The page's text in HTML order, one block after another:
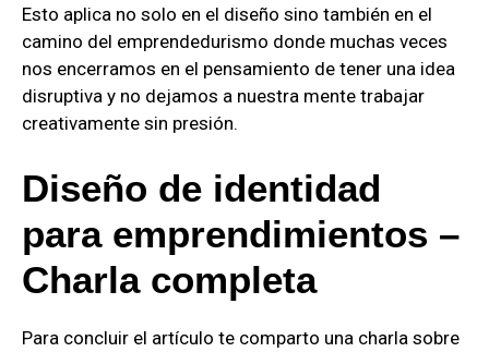
Esto aplica no solo en el diseño sino también en el
camino del emprendedurismo donde muchas veces
nos encerramos en el pensamiento de tener una idea
disruptiva y no dejamos a nuestra mente trabajar
creativamente sin presión.
Diseño de identidad
para emprendimientos –
Charla completa
Para concluir el artículo te comparto una charla sobre